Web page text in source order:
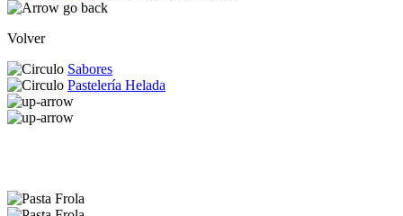
Volver
Sabores
Pastelería Helada